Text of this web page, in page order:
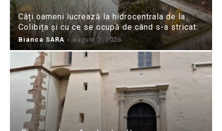
Câți oameni lucrează la hidrocentrala de la
Colibița și cu ce se ocupă de când s-a stricat:
Bianca SARA - august 7, 2026